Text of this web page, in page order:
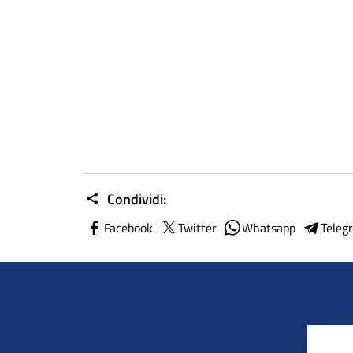
Condividi:
Facebook Twitter Whatsapp